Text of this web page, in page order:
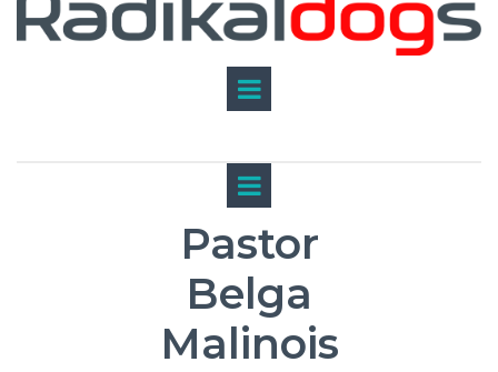
Pastor
Belga
Malinois